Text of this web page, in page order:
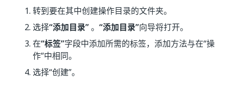
转到要在其中创建操作目录的文件夹。
选择“添加目录”。 “添加目录”向导将打开。
在“标签”字段中添加所需的标签，添加方法与在“操
作”中相同。
选择“创建”。